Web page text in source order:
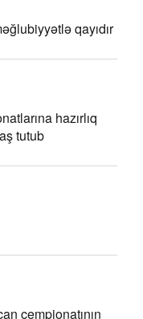
qayıdır
hazırlıq
tutub
çempionatının